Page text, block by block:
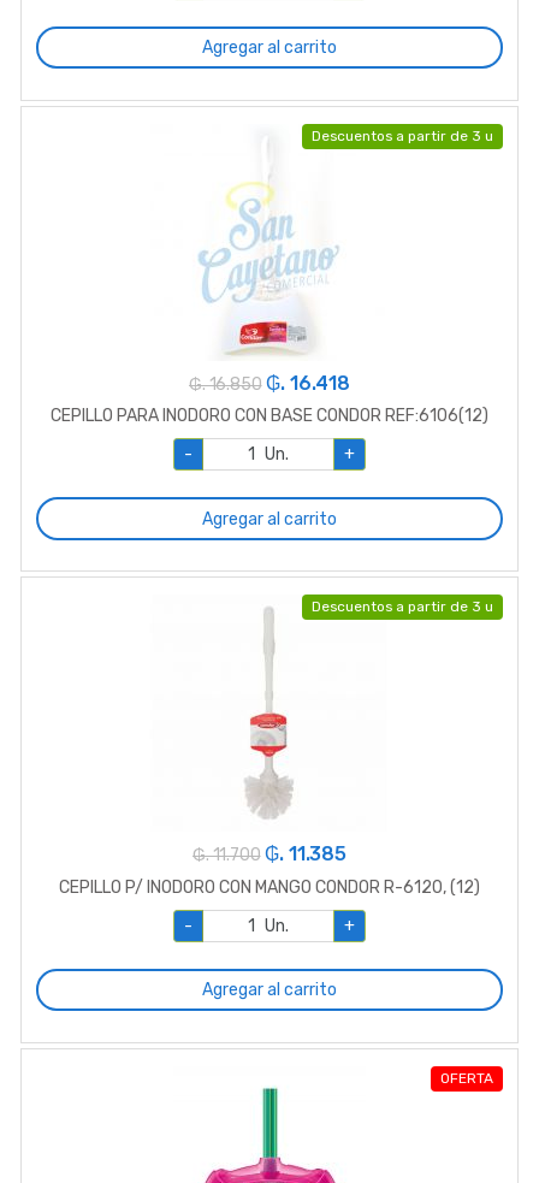
Agregar al carrito
Descuentos a partir de 3 u
₲. 16.850 ₲. 16.418
CEPILLO PARA INODORO CON BASE CONDOR REF:6106(12)
-
Un. +
Agregar al carrito
Descuentos a partir de 3 u
₲. 11.700 ₲. 11.385
CEPILLO P/ INODORO CON MANGO CONDOR R-6120, (12)
-
Un. +
Agregar al carrito
OFERTA